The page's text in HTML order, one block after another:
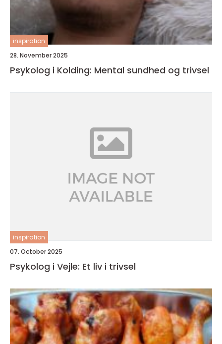
inspiration
28. November 2025
Psykolog i Kolding: Mental sundhed og trivsel
inspiration
07. October 2025
Psykolog i Vejle: Et liv i trivsel